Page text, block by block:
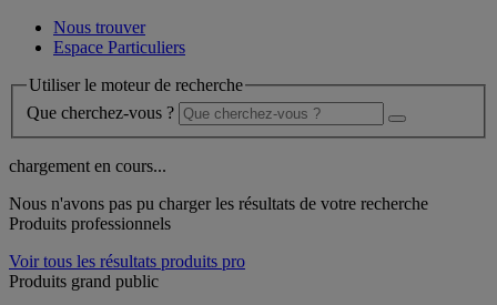
Nous trouver
Espace Particuliers
Utiliser le moteur de recherche
Que cherchez-vous ?
chargement en cours...
Nous n'avons pas pu charger les résultats de votre recherche
Produits professionnels
Voir tous les résultats produits pro
Produits grand public